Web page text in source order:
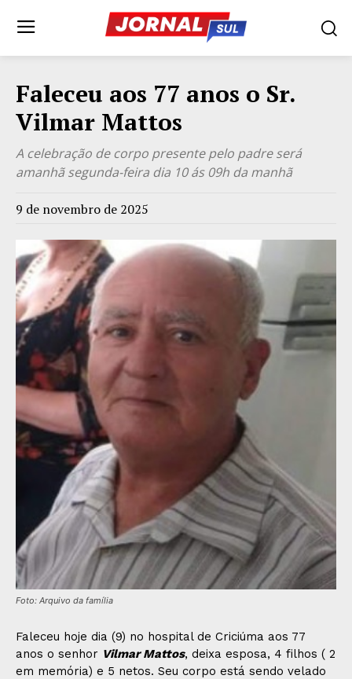
Faleceu aos 77 anos o Sr.
Vilmar Mattos
A celebração de corpo presente pelo padre será
amanhã segunda-feira dia 10 ás 09h da manhã
9 de novembro de 2025
Foto: Arquivo da família
Faleceu hoje dia (9) no hospital de Criciúma aos 77
anos o senhor Vilmar Mattos, deixa esposa, 4 filhos ( 2
em memória) e 5 netos. Seu corpo está sendo velado